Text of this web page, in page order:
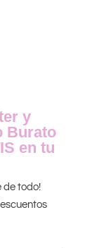
y
Burato
en tu
de todo!